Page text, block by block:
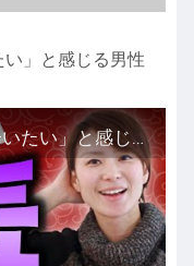
い」と感じる男性
【婚活×モテ】女性が「また会いたい」と感じる男性